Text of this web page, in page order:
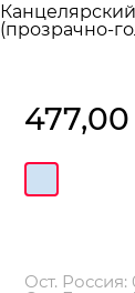
(прозрачно-
Ост. Россия: